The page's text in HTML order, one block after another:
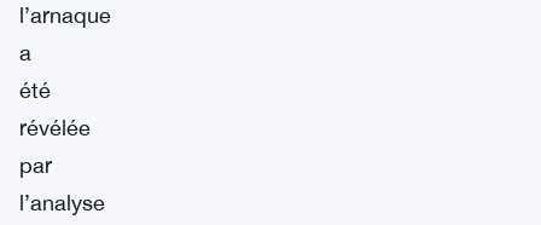
l’arnaque
a
été
révélée
par
l’analyse